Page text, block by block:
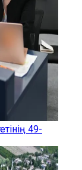
49-